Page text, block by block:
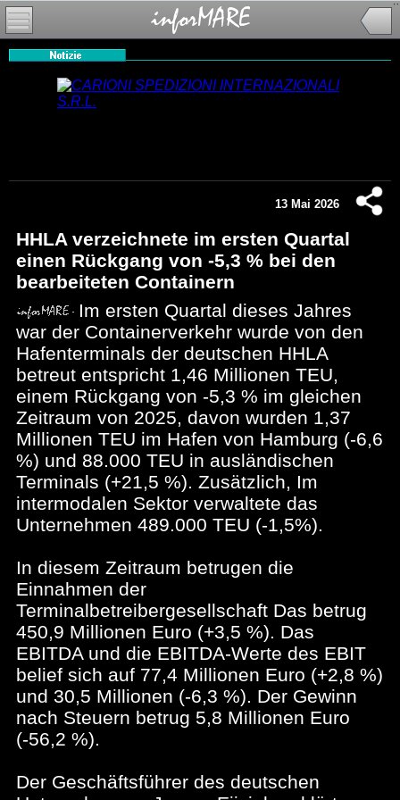
13 Mai 2026
HHLA verzeichnete im ersten Quartal
einen Rückgang von -5,3 % bei den
bearbeiteten Containern
Im ersten Quartal dieses Jahres
war der Containerverkehr wurde von den
Hafenterminals der deutschen HHLA
betreut entspricht 1,46 Millionen TEU,
einem Rückgang von -5,3 % im gleichen
Zeitraum von 2025, davon wurden 1,37
Millionen TEU im Hafen von Hamburg (-6,6
%) und 88.000 TEU in ausländischen
Terminals (+21,5 %). Zusätzlich, Im
intermodalen Sektor verwaltete das
Unternehmen 489.000 TEU (-1,5%).
In diesem Zeitraum betrugen die
Einnahmen der
Terminalbetreibergesellschaft Das betrug
450,9 Millionen Euro (+3,5 %). Das
EBITDA und die EBITDA-Werte des EBIT
belief sich auf 77,4 Millionen Euro (+2,8 %)
und 30,5 Millionen (-6,3 %). Der Gewinn
nach Steuern betrug 5,8 Millionen Euro
(-56,2 %).
Der Geschäftsführer des deutschen